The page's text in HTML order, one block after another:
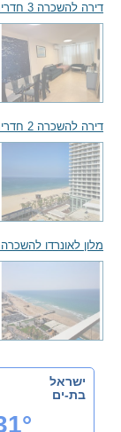
דירה להשכרה 3 חדרים 7,000₪ בחודש
דירה להשכרה 2 חדרים 6,000₪ בחודש
מלון לאונרדו להשכרה 2 חדרים 6,500₪ בחודש
ישראל
בת-ים